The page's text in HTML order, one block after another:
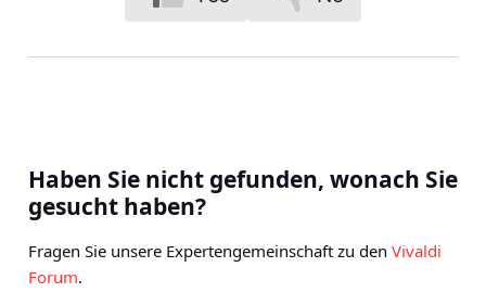
Haben Sie nicht gefunden, wonach Sie
gesucht haben?
Fragen Sie unsere Expertengemeinschaft zu den Vivaldi
Forum.